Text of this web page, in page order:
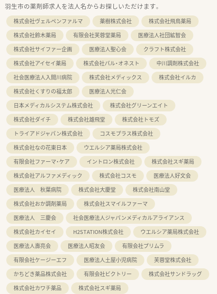
羽生市の薬剤師求人を法人名からお探しいただけます。
株式会社ヴェルペンファルマ 薬樹株式会社
株式会社飛鳥薬局
株式会社鈴木薬局
有限会社芙蓉堂薬局
医療法人社団絋智会
株式会社サイファー企画
医療法人聖心会
クラフト株式会社
株式会社アイセイ薬局
株式会社パル・オネスト
中川調剤株式会社
社会医療法人入間川病院
株式会社メディックス
株式会社イルカ
株式会社くすりの福太郎
医療法人光仁会
日本メディカルシステム株式会社
株式会社グリーンエイト
株式会社ダイチ
株式会社雄飛堂
株式会社トモズ
トライアドジャパン株式会社
コスモプラス株式会社
株式会社なの花東日本
ウエルシア薬局株式会社
有限会社ファーマ・ケア
イントロン株式会社
株式会社スギ薬局
株式会社アルファメディック
株式会社コスモ
医療法人好文会
医療法人 秋葉病院
株式会社大慶堂
株式会社南山堂
株式会社おか調剤薬局
株式会社スマイルファーマ
医療法人 三慶会
社会医療法人ジャパンメディカルアライアンス
株式会社カイセイ
H2STATION株式会社
ウエルシア薬局株式会社
医療法人壽亮会
医療法人昭友会
有限会社プリムラ
有限会社ケージーエフ
医療法人土屋小児病院
芙蓉堂株式会社
かちどき薬品株式会社
有限会社ビクトリー
株式会社サンドラッグ
株式会社カワチ薬品
株式会社スギ薬局